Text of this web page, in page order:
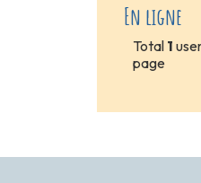
En ligne
Total 1
page